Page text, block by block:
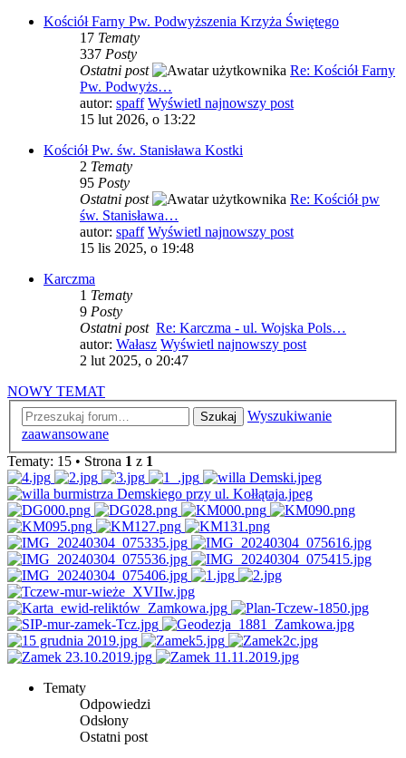
Kościół Farny Pw. Podwyższenia Krzyża Świętego
17 Tematy
337 Posty
Ostatni post
Re: Kościół Farny
Pw. Podwyżs…
autor: spaff Wyświetl najnowszy post
15 lut 2026, o 13:22
Kościół Pw. św. Stanisława Kostki
2 Tematy
95 Posty
Ostatni post
Re: Kościół pw
św. Stanisława…
autor: spaff Wyświetl najnowszy post
15 lis 2025, o 19:48
Karczma
1 Tematy
9 Posty
Ostatni post Re: Karczma - ul. Wojska Pols…
autor: Wałasz Wyświetl najnowszy post
2 lut 2025, o 20:47
NOWY TEMAT
Szukaj
Wyszukiwanie
zaawansowane
Tematy: 15 • Strona 1 z 1
Tematy
Odpowiedzi
Odsłony
Ostatni post